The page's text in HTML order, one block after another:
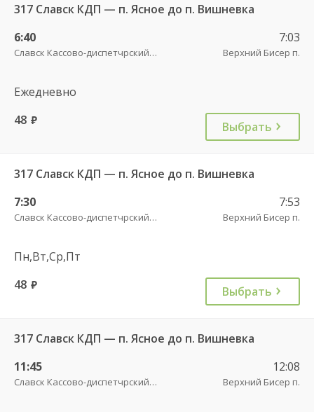
317 Славск КДП — п. Ясное до п. Вишневка
6:40
Славск Кассово-диспетчрский пункт
7:03
Верхний Бисер п.
Ежедневно
48 руб. Выбрать
317 Славск КДП — п. Ясное до п. Вишневка
7:30
Славск Кассово-диспетчрский пункт
7:53
Верхний Бисер п.
Пн,Вт,Ср,Пт
48 руб. Выбрать
317 Славск КДП — п. Ясное до п. Вишневка
11:45
Славск Кассово-диспетчрский пункт
12:08
Верхний Бисер п.